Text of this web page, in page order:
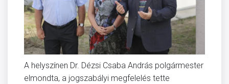
A helyszínen Dr. Dézsi Csaba András polgármester
elmondta, a jogszabályi megfelelés tette